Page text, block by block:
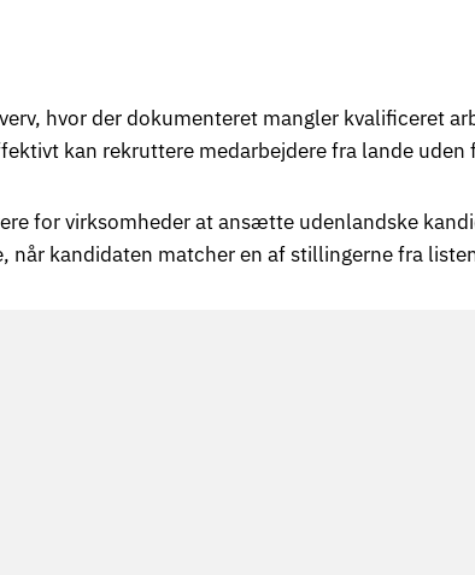
hvor der dokumenteret mangler kvalificeret
kan rekruttere medarbejdere fra lande
for virksomheder at ansætte udenlandske
når kandidaten matcher en af stillingerne fra